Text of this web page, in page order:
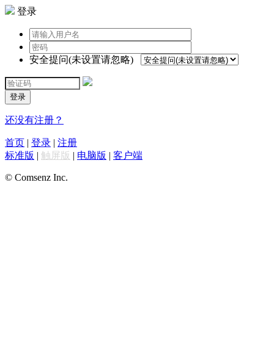
登录
安全提问(未设置请忽略)
登录
还没有注册？
首页 | 登录 | 注册
标准版 | 触屏版 | 电脑版 | 客户端
© Comsenz Inc.